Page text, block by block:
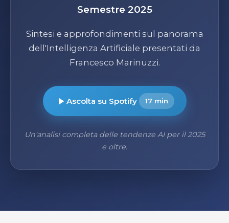
Semestre 2025
Sintesi e approfondimenti sul panorama
dell'Intelligenza Artificiale presentati da
Francesco Marinuzzi.
Ascolta su Spotify 17 min
Un'analisi completa delle tendenze AI per il 2025
e oltre.